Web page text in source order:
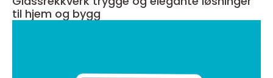
til hjem og bygg